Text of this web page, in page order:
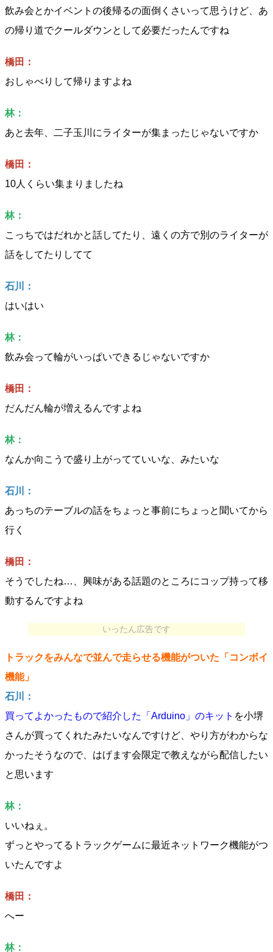
飲み会とかイベントの後帰るの面倒くさいって思うけど、あ
の帰り道でクールダウンとして必要だったんですね
橋田：
おしゃべりして帰りますよね
林：
あと去年、二子玉川にライターが集まったじゃないですか
橋田：
10人くらい集まりましたね
林：
こっちではだれかと話してたり、遠くの方で別のライターが
話をしてたりしてて
石川：
はいはい
林：
飲み会って輪がいっぱいできるじゃないですか
橋田：
だんだん輪が増えるんですよね
林：
なんか向こうで盛り上がってていいな、みたいな
石川：
あっちのテーブルの話をちょっと事前にちょっと聞いてから
行く
橋田：
そうでしたね…、興味がある話題のところにコップ持って移
動するんですよね
いったん広告です
トラックをみんなで並んで走らせる機能がついた「コンボイ
機能」
石川：
買ってよかったもので紹介した「Arduino」のキット を小堺
さんが買ってくれたみたいなんですけど、やり方がわからな
かったそうなので、はげます会限定で教えながら配信したい
と思います
林：
いいねぇ。
ずっとやってるトラックゲームに最近ネットワーク機能がつ
いたんですよ
橋田：
へー
林：